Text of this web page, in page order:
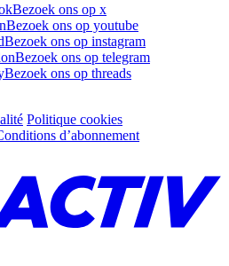
Bezoek ons op x
Bezoek ons op youtube
Bezoek ons op instagram
Bezoek ons op telegram
Bezoek ons op threads
Politique cookies
d’abonnement